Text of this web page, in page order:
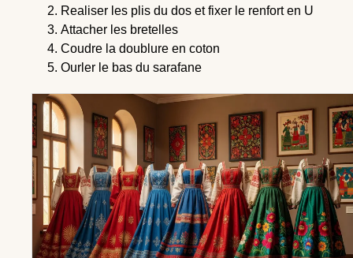
Realiser les plis du dos et fixer le renfort en U
Attacher les bretelles
Coudre la doublure en coton
Ourler le bas du sarafane